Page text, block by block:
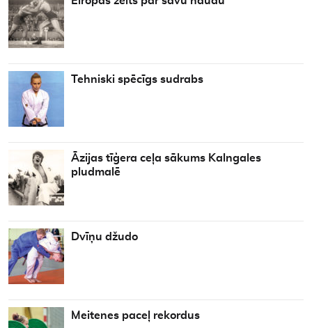
Tehniski spēcīgs sudrabs
Āzijas tīģera ceļa sākums Kalngales
pludmalē
Dvīņu džudo
Meitenes paceļ rekordus